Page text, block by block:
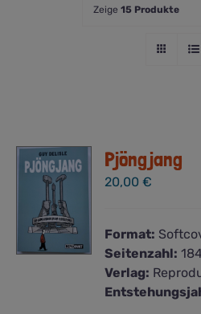
Zeige 15 Produkte
Pjöngjang
20,00€
Format:
Seitenzahl:
Verlag: